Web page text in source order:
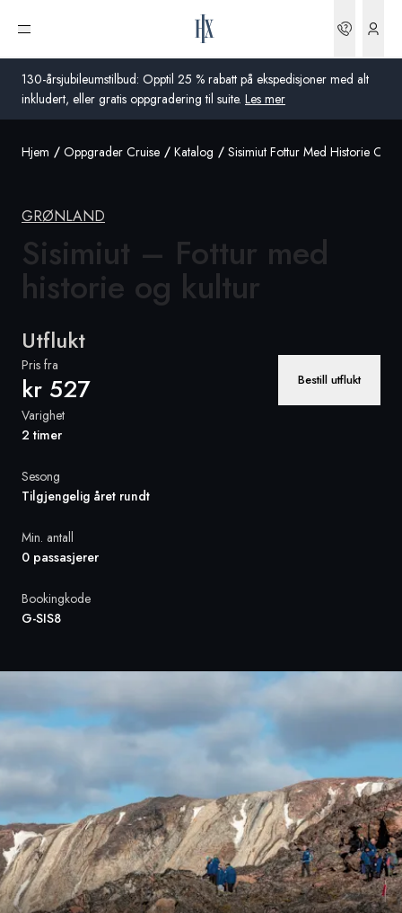
130-årsjubileumstilbud: Opptil 25 % rabatt på ekspedisjoner med alt
inkludert, eller gratis oppgradering til suite. Les mer
Åpne meny
Norge
USA
Frankrike
Global
Hjem Oppgrader Cruise Katalog Sisimiut Fottur Med Historie Og
GRØNLAND
Sisimiut – Fottur med
historie og kultur
Utflukt
Pris fra
kr 527 Bestill utflukt
Varighet
2 timer
Sesong
Tilgjengelig året rundt
Min. antall
0 passasjerer
Bookingkode
G-SIS8